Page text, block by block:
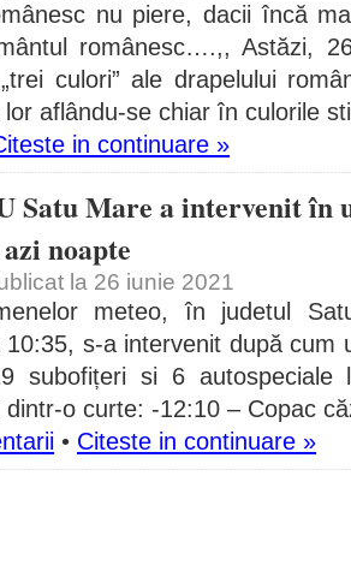
nu piere, dacii încă
românesc….,, Astăzi,
culori” ale drapelului
aflându-se chiar în culorile
in continuare »
Satu Mare a intervenit în
noapte
la 26 iunie 2021
meteo, în judetul
10:35, s-a intervenit după cum
subofițeri si 6
dintr-o curte: -12:10 – Copac
• Citeste in continuare »